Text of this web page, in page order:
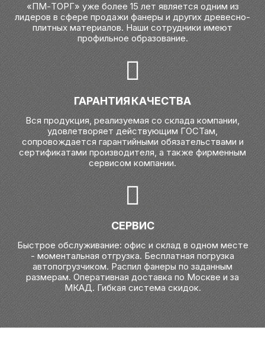
«ПМ-ТОРГ» уже более 15 лет является одним из
лидеров в сфере продажи фанеры и других древесно-
плитных материалов. Наши сотрудники имеют
профильное образование.
ГАРАНТИЯ КАЧЕСТВА
Вся продукция, реализуемая со склада компании,
удовлетворяет действующим ГОСТам,
сопровождается гарантийными обязательствами и
сертификатами производителя, а также фирменным
сервисом компании.
СЕРВИС
Быстрое обслуживание: офис и склад в одном месте
- моментальная отгрузка. Бесплатная погрузка
автопогрузчиком. Распил фанеры по заданным
размерам. Оперативная доставка по Москве и за
МКАД. Гибкая система скидок.